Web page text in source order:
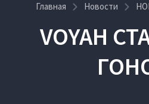
Главная Новости
VOYAH